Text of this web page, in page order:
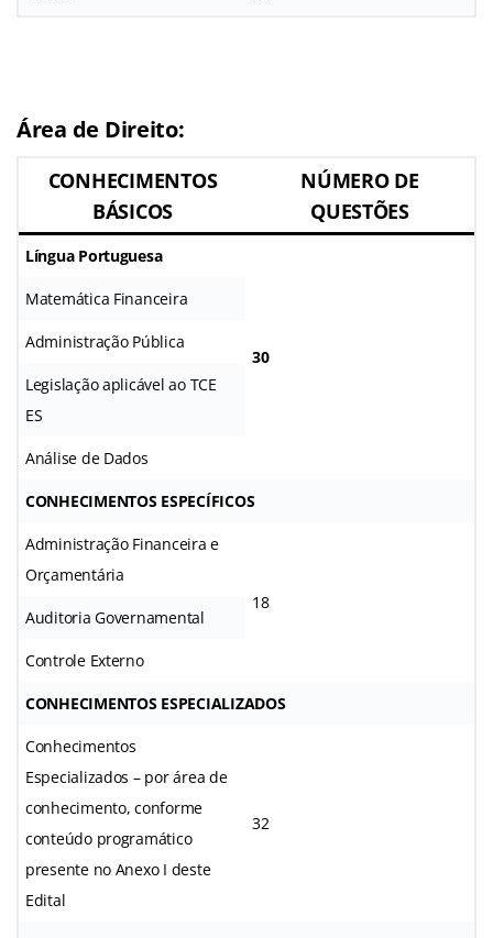
Área de Direito:
CONHECIMENTOS
BÁSICOS
NÚMERO DE
QUESTÕES
Língua Portuguesa
30
Matemática Financeira
Administração Pública
Legislação aplicável ao TCE
ES
Análise de Dados
CONHECIMENTOS ESPECÍFICOS
Administração Financeira e
Orçamentária
18
Auditoria Governamental
Controle Externo
CONHECIMENTOS ESPECIALIZADOS
Conhecimentos
Especializados – por área de
conhecimento, conforme
conteúdo programático
presente no Anexo I deste
Edital
32